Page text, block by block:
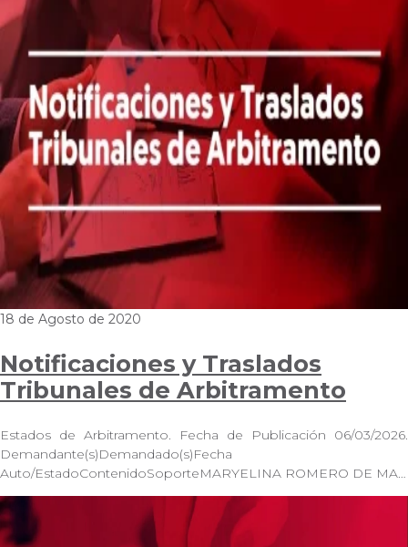
18 de Agosto de 2020
Notificaciones y Traslados
Tribunales de Arbitramento
Estados de Arbitramento. Fecha de Publicación 06/03/2026.
Demandante(s)Demandado(s)Fecha
Auto/EstadoContenidoSoporteMARYELINA ROMERO DE MA…